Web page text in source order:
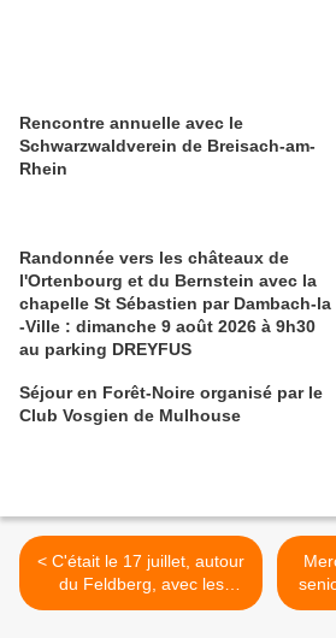
Rencontre annuelle avec le
Schwarzwaldverein de Breisach-am-
Rhein
Randonnée vers les châteaux de
l'Ortenbourg et du Bernstein avec la
chapelle St Sébastien par Dambach-la
-Ville : dimanche 9 août 2026 à 9h30
au parking DREYFUS
Séjour en Forêt-Noire organisé par le
Club Vosgien de Mulhouse
< C'était le 17 juillet, autour
du Feldberg, avec les
seniors